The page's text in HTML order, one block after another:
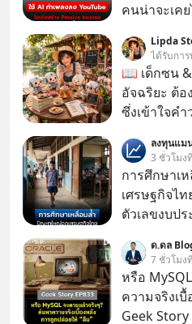
คนน่าจะเค
รู้ตัวเรา” จา
MUSIC ที่ต
ล้านครั้งแล้ว
Lipda
ได้รับกา
📖 เด็กซน
อัจฉริยะ ต้อ
ซึ่งเข้าใจค
ลงทุนแม
3 ชั่วโมง
การศึกษาเ
เศรษฐกิจไ
ตัวเลขงบป
รายจ่ายประ
อันดับ 2 รอ
ด.ดล
7 ชั่วโมง
หรือ
ความจริงเ
Geek Story